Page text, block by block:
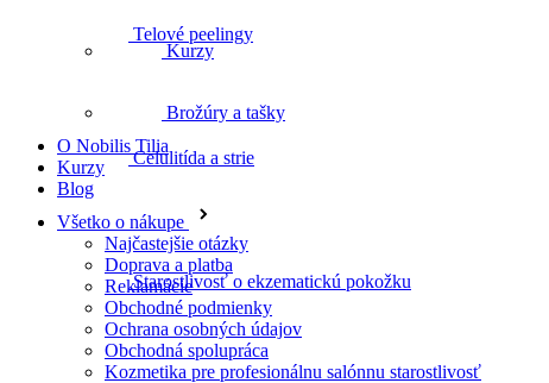
Celulitída a strie
Pre mužov
Kurzy
Brožúry a tašky
O Nobilis Tilia
Kurzy
Blog
Všetko o nákupe
Najčastejšie otázky
Doprava a platba
Reklamácie
Obchodné podmienky
Ochrana osobných údajov
Obchodná spolupráca
Kozmetika pre profesionálnu salónnu starostlivosť